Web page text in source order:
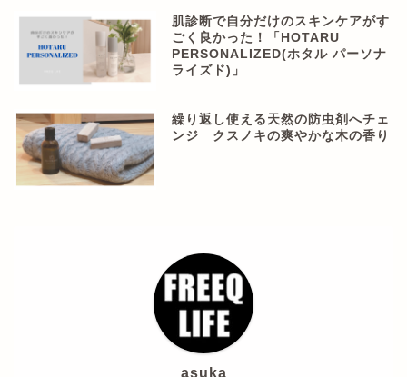
肌診断で自分だけのスキンケアがす
ごく良かった！「HOTARU
PERSONALIZED(ホタル パーソナ
ライズド)」
繰り返し使える天然の防虫剤へチェ
ンジ クスノキの爽やかな木の香り
asuka